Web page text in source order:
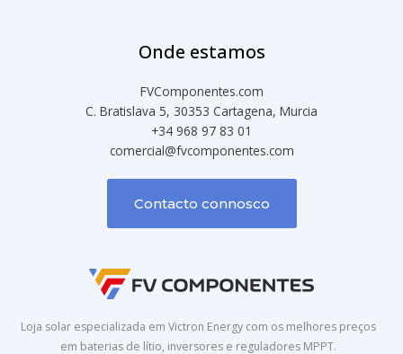
Loja solar especializada em Victron Energy com os melhores preços
em baterias de lítio, inversores e reguladores MPPT.
Onde estamos
FVComponentes.com
C. Bratislava 5, 30353 Cartagena, Murcia
+34 968 97 83 01
comercial@fvcomponentes.com
Contacto connosco